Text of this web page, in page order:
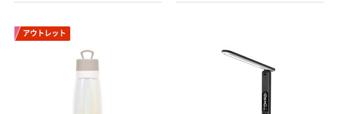
アウトレット